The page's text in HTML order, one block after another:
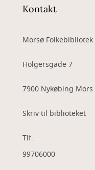
Kontakt
Morsø Folkebibliotek
Holgersgade 7
7900 Nykøbing Mors
Skriv til biblioteket
Tlf:
99706000